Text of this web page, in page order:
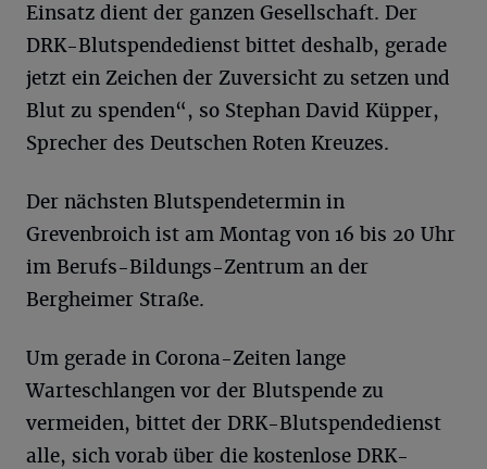
Einsatz dient der ganzen Gesellschaft. Der
DRK-Blutspendedienst bittet deshalb, gerade
jetzt ein Zeichen der Zuversicht zu setzen und
Blut zu spenden“, so Stephan David Küpper,
Sprecher des Deutschen Roten Kreuzes.
Der nächsten Blutspendetermin in
Grevenbroich ist am Montag von 16 bis 20 Uhr
im Berufs-Bildungs-Zentrum an der
Bergheimer Straße.
Um gerade in Corona-Zeiten lange
Warteschlangen vor der Blutspende zu
vermeiden, bittet der DRK-Blutspendedienst
alle, sich vorab über die kostenlose DRK-